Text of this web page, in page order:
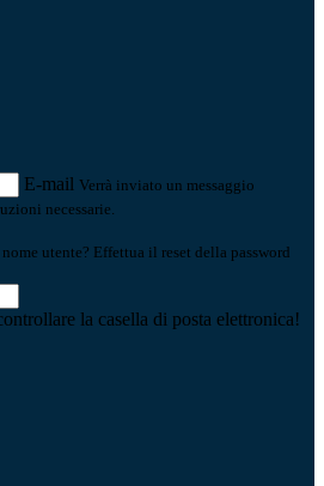
E-mail Verrà inviato un messaggio
necessarie.
utente? Effettua il reset della password
la casella di posta elettronica!